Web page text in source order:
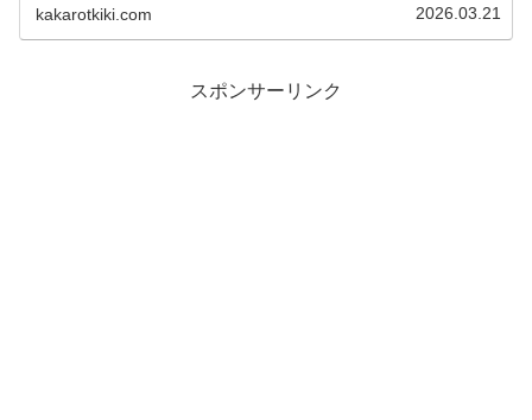
経歴や代表的な出演作品から共演者情報まで中国現地情報
kakarotkiki.com 2026.03.21
スポンサーリンク